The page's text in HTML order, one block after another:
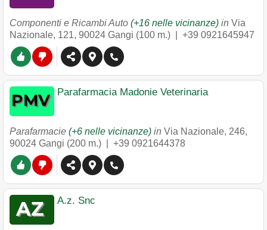
Componenti e Ricambi Auto (+16 nelle vicinanze) in Via
Nazionale, 121, 90024 Gangi (100 m.) | +39 0921645947
Parafarmacia Madonie Veterinaria
Parafarmacie (+6 nelle vicinanze) in Via Nazionale, 246,
90024 Gangi (200 m.) | +39 0921644378
A.z. Snc